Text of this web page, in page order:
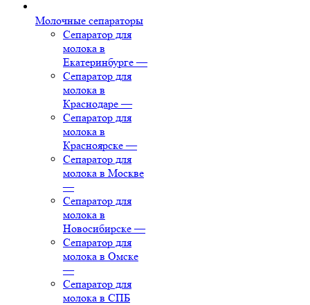
Молочные сепараторы
Сепаратор для
молока в
Екатеринбурге —
Сепаратор для
молока в
Краснодаре —
Сепаратор для
молока в
Красноярске —
Сепаратор для
молока в Москве
—
Сепаратор для
молока в
Новосибирске —
Сепаратор для
молока в Омске
—
Сепаратор для
молока в СПБ